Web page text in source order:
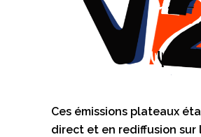
Ces émissions plateaux
direct et en rediffusion